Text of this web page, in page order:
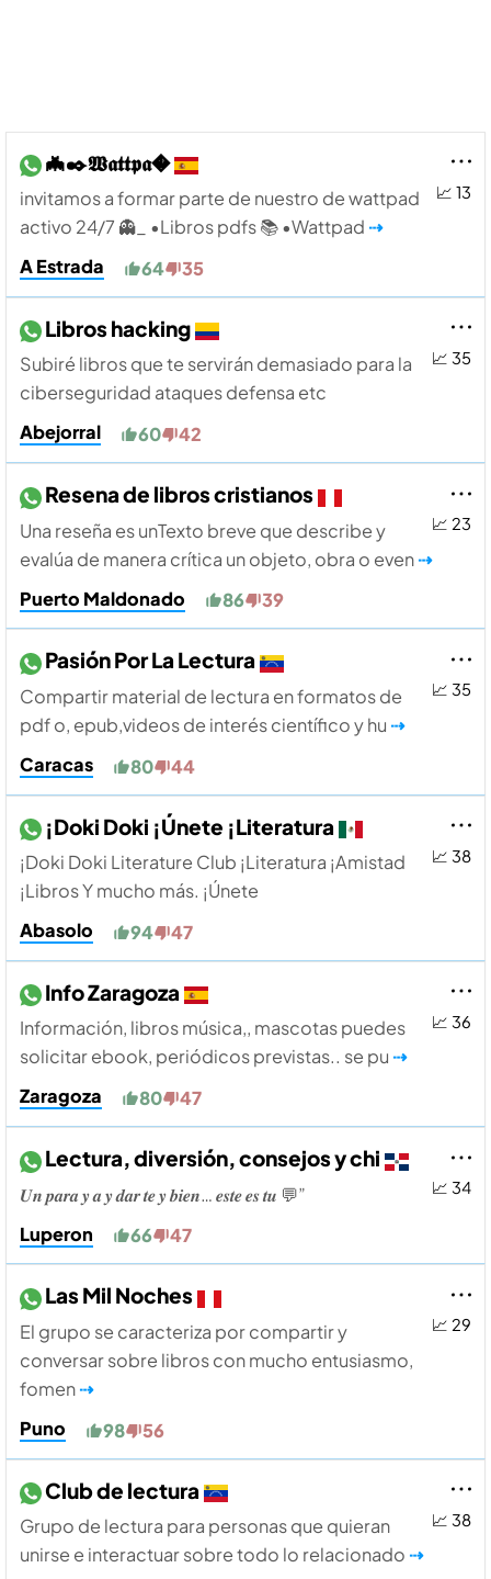
📈 13
🦇✒️𝖂𝖆𝖙𝖙𝖕𝖆�
invitamos a formar parte de nuestro de wattpad
activo 24/7 👻_ •Libros pdfs 📚 •Wattpad ⇢
A Estrada
64 35
📈 35
Libros hacking
Subiré libros que te servirán demasiado para la
ciberseguridad ataques defensa etc
Abejorral
60 42
📈 23
Resena de libros cristianos
Una reseña es unTexto breve que describe y
evalúa de manera crítica un objeto, obra o even⇢
Puerto Maldonado
86 39
📈 35
Pasión Por La Lectura
Compartir material de lectura en formatos de
pdf o, epub,videos de interés científico y hu ⇢
Caracas
80 44
📈 38
¡Doki Doki ¡Únete ¡Literatura
¡Doki Doki Literature Club ¡Literatura ¡Amistad
¡Libros Y mucho más. ¡Únete
Abasolo
94 47
📈 36
Info Zaragoza
Información, libros música,, mascotas puedes
solicitar ebook, periódicos previstas.. se pu ⇢
Zaragoza
80 47
📈 34
Lectura, diversión, consejos y chi
𝑼𝒏 𝒑𝒂𝒓𝒂 𝒚 𝒂 𝒚 𝒅𝒂𝒓 𝒕𝒆 𝒚 𝒃𝒊𝒆𝒏… 𝒆𝒔𝒕𝒆 𝒆𝒔 𝒕𝒖 💬”
Luperon
66 47
📈 29
Las Mil Noches
El grupo se caracteriza por compartir y
conversar sobre libros con mucho entusiasmo,
fomen⇢
Puno
98 56
📈 38
Club de lectura
Grupo de lectura para personas que quieran
unirse e interactuar sobre todo lo relacionado ⇢